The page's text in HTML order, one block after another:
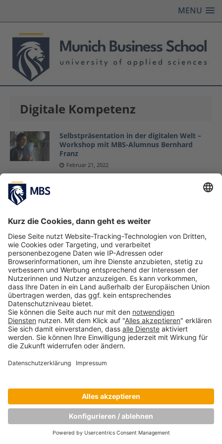
MENU
Digitale Kompetenz
Selbstpräsentation in der digitalen Welt –
Workshop mit MBS-Alumnus Bernhard
Franz
Februar 21, 2022
Dezember 16, 2020
Copyright © Munich Business School